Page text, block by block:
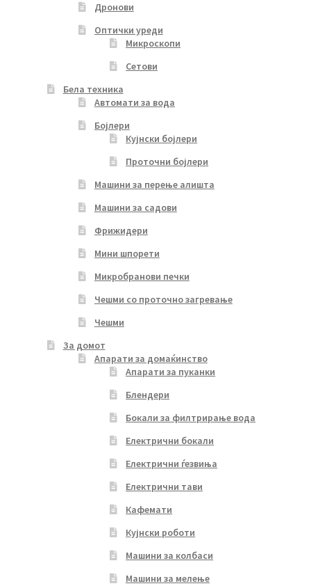
Дронови
Оптички уреди
Микроскопи
Сетови
Бела техника
Автомати за вода
Бојлери
Кујнски бојлери
Проточни бојлери
Машини за перење алишта
Машини за садови
Фрижидери
Мини шпорети
Микробранови печки
Чешми со проточно загревање
Чешми
За домот
Апарати за домаќинство
Апарати за пуканки
Блендери
Бокали за филтрирање вода
Електрични бокали
Електрични ѓезвиња
Електрични тави
Кафемати
Кујнски роботи
Машини за колбаси
Машини за мелење